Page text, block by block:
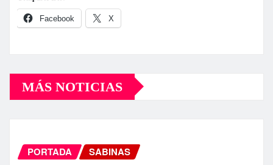
Facebook X
MÁS NOTICIAS
PORTADA SABINAS